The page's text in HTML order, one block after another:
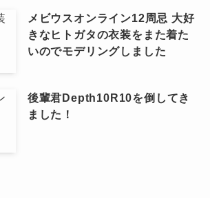
メビウスオンライン12周忌 大好
きなヒトガタの衣装をまた着た
いのでモデリングしました
後輩君Depth10R10を倒してき
ました！